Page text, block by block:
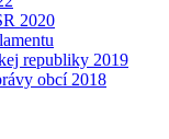
2020
republiky 2019
obcí 2018